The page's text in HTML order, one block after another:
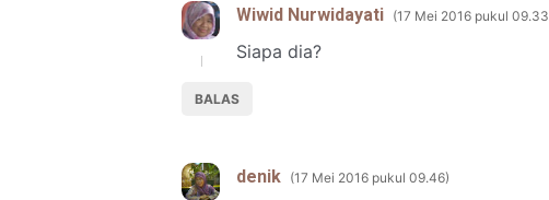
Wiwid Nurwidayati 17 Mei 2016 pukul 09.33
Siapa dia?
BALAS
denik 17 Mei 2016 pukul 09.46